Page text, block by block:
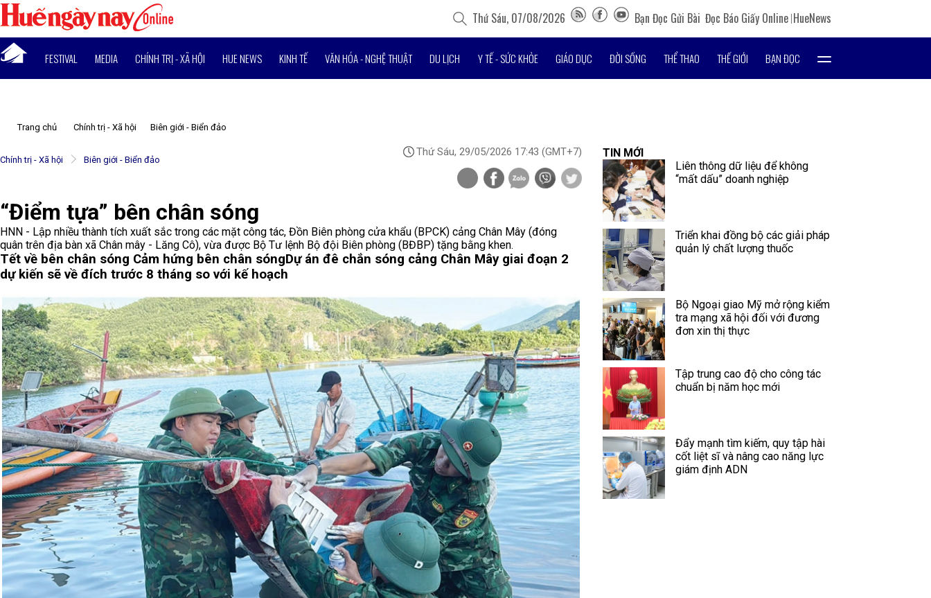
Thứ Sáu, 07/08/2026 Bạn Đọc Gửi Bài Đọc Báo Giấy Online HueNews
FESTIVAL MEDIA CHÍNH TRỊ - XÃ HỘI HUE NEWS KINH TẾ VĂN HÓA - NGHỆ THUẬT DU LỊCH Y TẾ - SỨC KHỎE GIÁO DỤC ĐỜI SỐNG THỂ THAO THẾ GIỚI BẠN ĐỌC
Trang chủ Chính trị - Xã hội Biên giới - Biển đảo
Chính trị - Xã hội Biên giới - Biển đảo
Thứ Sáu, 29/05/2026 17:43 (GMT+7)
“Điểm tựa” bên chân sóng
HNN - Lập nhiều thành tích xuất sắc trong các mặt công tác, Đồn Biên phòng cửa khẩu (BPCK) cảng Chân Mây (đóng
quân trên địa bàn xã Chân mây - Lăng Cô), vừa được Bộ Tư lệnh Bộ đội Biên phòng (BĐBP) tặng bằng khen.
Tết về bên chân sóng Cảm hứng bên chân sóngDự án đê chắn sóng cảng Chân Mây giai đoạn 2
dự kiến sẽ về đích trước 8 tháng so với kế hoạch
TIN MỚI
Liên thông dữ liệu để không
“mất dấu” doanh nghiệp
Triển khai đồng bộ các giải pháp
quản lý chất lượng thuốc
Bộ Ngoại giao Mỹ mở rộng kiểm
tra mạng xã hội đối với đương
đơn xin thị thực
Tập trung cao độ cho công tác
chuẩn bị năm học mới
Đẩy mạnh tìm kiếm, quy tập hài
cốt liệt sĩ và nâng cao năng lực
giám định ADN